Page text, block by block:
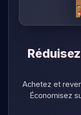
Achetez et
Économisez